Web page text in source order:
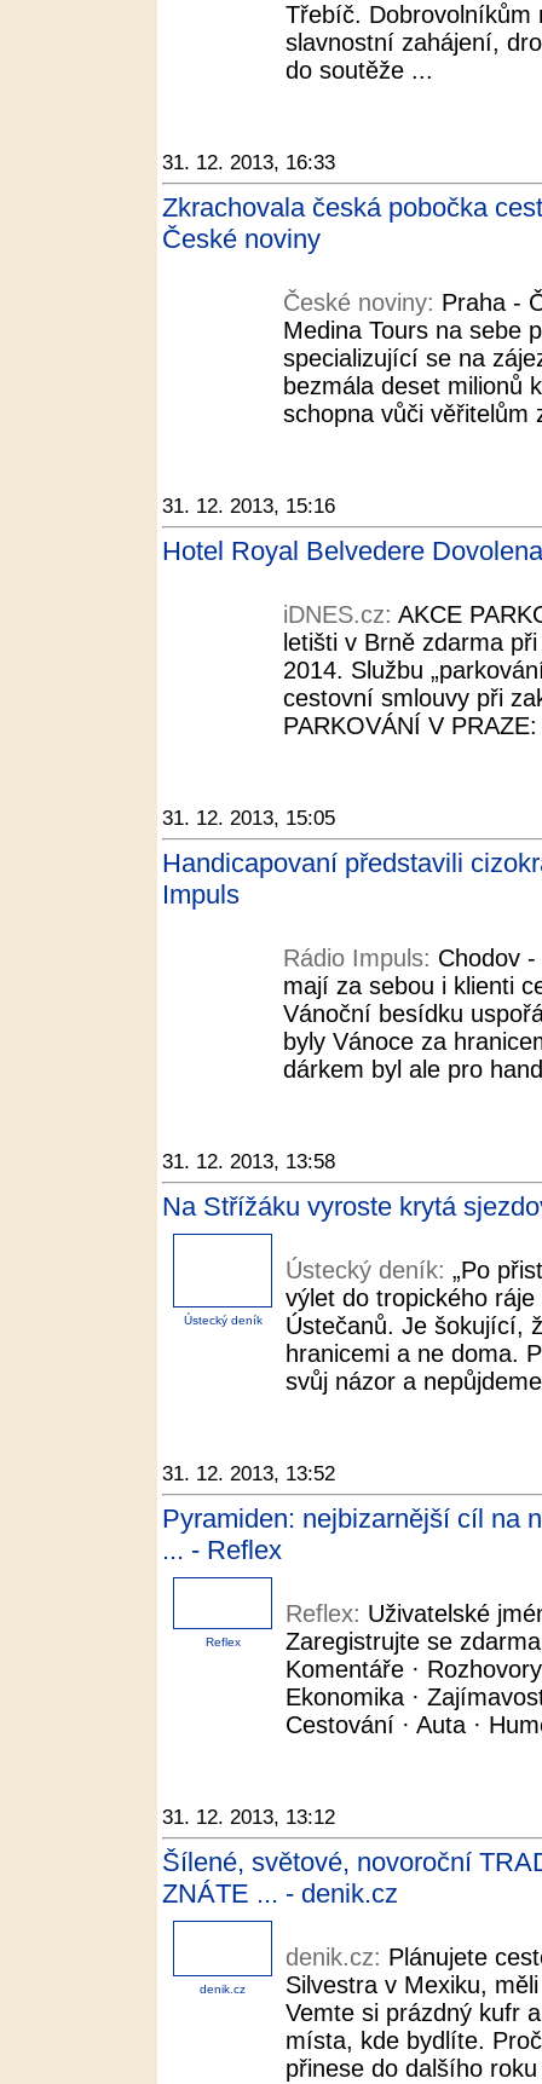
Třebíč. Dobrovolníkům
slavnostní zahájení,
do soutěže ...
31. 12. 2013, 16:33
Zkrachovala česká pobočka
České noviny
České noviny: Praha -
Medina Tours na sebe
specializující se na
bezmála deset milionů
schopna vůči věřitelům
31. 12. 2013, 15:16
Hotel Royal Belvedere
iDNES.cz: AKCE
letišti v Brně zdarma
2014. Službu
cestovní smlouvy při
PARKOVÁNÍ V
31. 12. 2013, 15:05
Handicapovaní představili
Impuls
Rádio Impuls: Chodov
mají za sebou i klienti
Vánoční besídku
byly Vánoce za
dárkem byl ale pro
31. 12. 2013, 13:58
Na Střížáku vyroste krytá
Ústecký deník
Ústecký deník: „Po
výlet do tropického
Ústečanů. Je šokující,
hranicemi a ne doma.
svůj názor a
31. 12. 2013, 13:52
Pyramiden: nejbizarnější cíl na
... - Reflex
Reflex
Reflex: Uživatelské
Zaregistrujte se
Komentáře ·
Ekonomika ·
Cestování · Auta ·
31. 12. 2013, 13:12
Šílené, světové, novoroční
ZNÁTE ... - denik.cz
denik.cz
denik.cz: Plánujete
Silvestra v Mexiku,
Vemte si prázdný kufr
místa, kde bydlíte.
přinese do dalšího